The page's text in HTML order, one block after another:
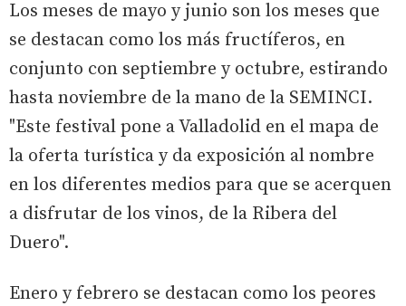
Los meses de mayo y junio son los meses que
se destacan como los más fructíferos, en
conjunto con septiembre y octubre, estirando
hasta noviembre de la mano de la SEMINCI.
"Este festival pone a Valladolid en el mapa de
la oferta turística y da exposición al nombre
en los diferentes medios para que se acerquen
a disfrutar de los vinos, de la Ribera del
Duero".
Enero y febrero se destacan como los peores